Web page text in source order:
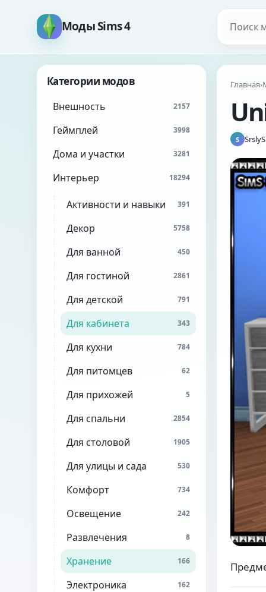
Моды Sims 4
Категории модов
Внешность 2157
Геймплей 3998
Дома и участки 3281
Интерьер 18294
Активности и навыки 391
Декор 5758
Для ванной 450
Для гостиной 2861
Для детской 791
Для кабинета 343
Для кухни 784
Для питомцев 62
Для прихожей 5
Для спальни 2854
Для столовой 1905
Для улицы и сада 530
Комфорт 734
Освещение 242
Развлечения 8
Хранение 166
Электроника 162
Главная›
S